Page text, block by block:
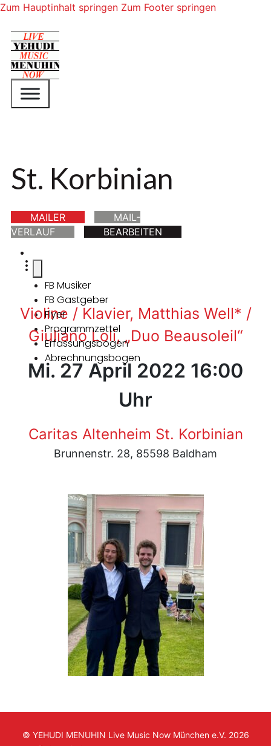
Zum Hauptinhalt springen Zum Footer springen
St. Korbinian
MAILER
MAIL-
VERLAUF
BEARBEITEN
FB Musiker
FB Gastgeber
Flyer
Programmzettel
Erfassungsbogen
Abrechnungsbogen
Violine / Klavier, Matthias Well* /
Giuliano Loli, „Duo Beausoleil“
Mi. 27 April 2022 16:00
Uhr
Caritas Altenheim St. Korbinian
Brunnenstr. 28, 85598 Baldham
© YEHUDI MENUHIN Live Music Now München e.V. 2026